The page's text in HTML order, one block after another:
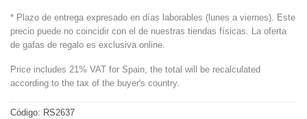
* Plazo de entrega expresado en días laborables (lunes a viernes). Este
precio puede no coincidir con el de nuestras tiendas físicas. La oferta
de gafas de regalo es exclusiva online.
Price includes 21% VAT for Spain, the total will be recalculated
according to the tax of the buyer's country.
Código: RS2637